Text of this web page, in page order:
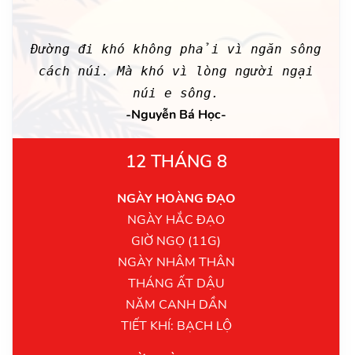
Đường đi khó không phải vì ngăn sông
cách núi. Mà khó vì lòng người ngại
núi e sông.
-Nguyễn Bá Học-
12 THÁNG 8
NGÀY HOÀNG ĐẠO
NGÀY HẮC ĐẠO
GIỜ NGỌ (11G)
NGÀY NHÂM THÂN
THÁNG ẤT DẬU
NĂM CANH DẦN
TIẾT KHÍ: BẠCH LỘ